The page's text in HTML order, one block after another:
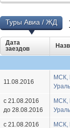
Туры Авиа / ЖД
Дата
заездов
11.08.2016
МСК,
с 21.08.2016
до 28.08.2016
МСК,
с 21.08.2016
МСК,